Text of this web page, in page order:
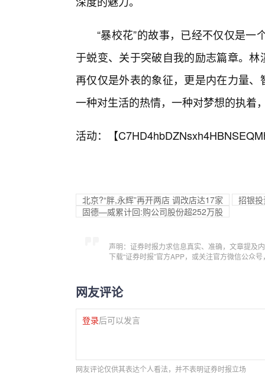
“暴校花”的故事，已经不仅仅是
于蜕变、关于突破自我的励志篇章。
再仅仅是外表的象征，更是内在力量
一种对生活的热情，一种对梦想的执着
活动：【
北京?“胖,永辉”再开两店 调改店达17家
招银
固德—威累计回:购公司股份超252万股
声明：证券时报力求信息真实、准确，文章提及
下载“证券时报”官方APP，或关注官方微信公众
网友评论
登录后可以发言
网友评论仅供其表达个人看法，并不表明证券时报立场